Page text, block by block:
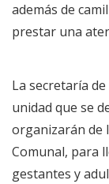
además de
prestar una
La secretaría
unidad que se
organizarán de
Comunal, para
gestantes y